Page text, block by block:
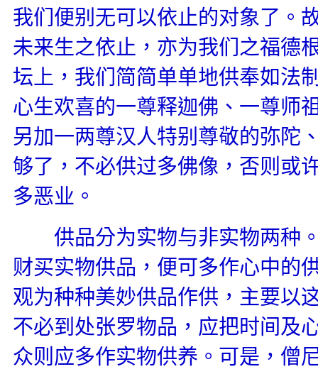
我们便别无可以依止的对象了。
未来生之依止，亦为我们之福德
坛上，我们简简单单地供奉如法
心生欢喜的一尊释迦佛、一尊师
另加一两尊汉人特别尊敬的弥陀
够了，不必供过多佛像，否则或
多恶业。
供品分为实物与非实物两种。
财买实物供品，便可多作心中的
观为种种美妙供品作供，主要以
不必到处张罗物品，应把时间及
众则应多作实物供养。可是，僧